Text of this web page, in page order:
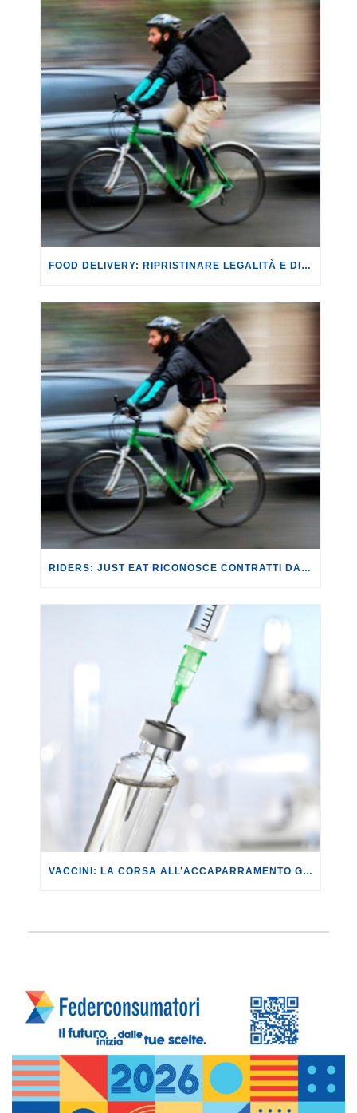
FOOD DELIVERY: RIPRISTINARE LEGALITÀ E DIGNITÀ NEL SETTORE.
RIDERS: JUST EAT RICONOSCE CONTRATTI DA LAVORATORI DIPENDENTI E DIRITTI.
VACCINI: LA CORSA ALL’ACCAPARRAMENTO GENERA DISUGUAGLIANZE.